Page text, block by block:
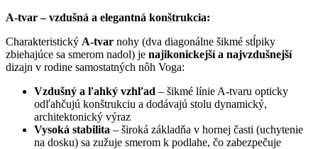
A-tvar – vzdušná a elegantná konštrukcia:
Charakteristický A-tvar nohy (dva diagonálne šikmé stĺpiky
zbiehajúce sa smerom nadol) je najikonickejší a najvzdušnejší
dizajn v rodine samostatných nôh Voga:
Vzdušný a ľahký vzhľad – šikmé línie A-tvaru opticky
odľahčujú konštrukciu a dodávajú stolu dynamický,
architektonický výraz
Vysoká stabilita – široká základňa v hornej časti (uchytenie
na dosku) sa zužuje smerom k podlahe, čo zabezpečuje